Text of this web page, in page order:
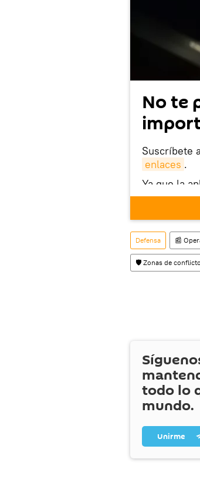
No te
Suscríbete
enlaces .
Ya que la
este enlace
También
Defensa 📰
🛡️ Zonas de conflicto
todo lo
mundo.
Unirme